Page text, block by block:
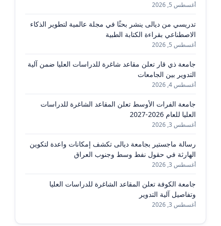
أغسطس 5, 2026
تدريسي من ديالى ينشر بحثًا في مجلة عالمية لتطوير الذكاء
الاصطناعي بقراءة الكتابة الطبية
أغسطس 5, 2026
جامعة ذي قار تعلن مقاعد شاغرة للدراسات العليا ضمن آلية
التدوير بين الجامعات
أغسطس 4, 2026
جامعة الفرات الأوسط تعلن المقاعد الشاغرة للدراسات
العليا للعام 2026-2027
أغسطس 3, 2026
رسالة ماجستير بجامعة ديالى تكشف إمكانات واعدة لتكوين
الهارثة في حقول نفط وسط وجنوب العراق
أغسطس 3, 2026
جامعة الكوفة تعلن المقاعد الشاغرة للدراسات العليا
وتفاصيل آلية التدوير
أغسطس 3, 2026